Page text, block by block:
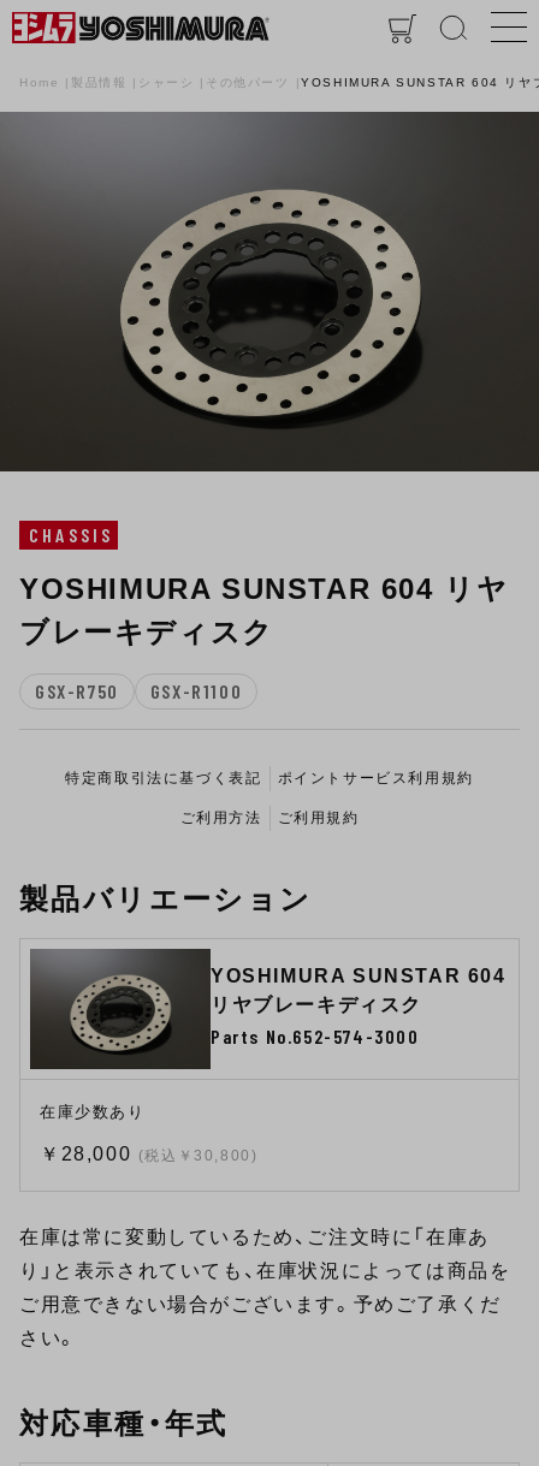
Home 製品情報 シャーシ その他パーツ YOSHIMURA SUNSTAR 604 リヤ
CHASSIS
YOSHIMURA SUNSTAR 604 リヤ
ブレーキディスク
GSX-R750 GSX-R1100
特定商取引法に基づく表記 ポイントサービス利用規約
ご利用方法 ご利用規約
製品バリエーション
YOSHIMURA SUNSTAR 604
リヤブレーキディスク
Parts No.652-574-3000
在庫少数あり
￥28,000 (税込￥30,800)
在庫は常に変動しているため、ご注文時に「在庫あ
り」と表示されていても、在庫状況によっては商品を
ご用意できない場合がございます。予めご了承くだ
さい。
対応車種・年式